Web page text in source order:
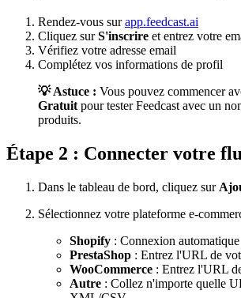
Rendez-vous surapp.feedcast.ai
Cliquez surS'inscrire et entrez votre
Vérifiez votre adresse email
Complétez vos informations de profil
💡 Astuce : Vous pouvez commencer
Gratuit pour tester Feedcast avec un
produits.
Étape 2 : Connecter votre
Dans le tableau de bord, cliquez sur
Sélectionnez votre plateforme e-
Shopify : Connexion automatique
PrestaShop : Entrez l'URL de
WooCommerce : Entrez l'URL
Autre : Collez n'importe quelle